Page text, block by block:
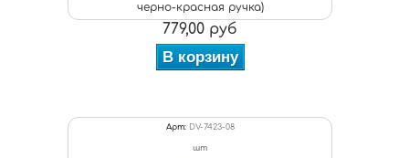
черно-красная ручка)
779,00 руб
В корзину
Арт: DV-7423-08
шт